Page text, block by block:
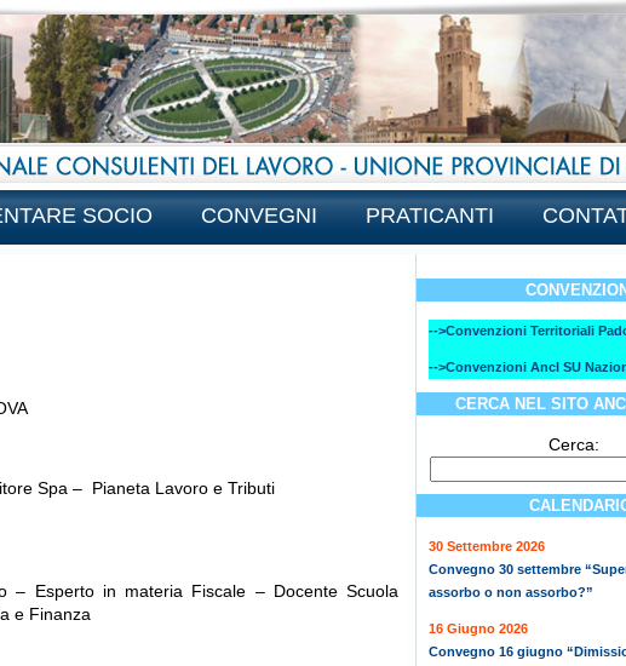
SOCIO CONVEGNI PRATICANTI
Spa – Pianeta Lavoro e Tributi
– Esperto in materia Fiscale – Docente Scuola
e Finanza
CONVENZIONI
-->Convenzioni Territoriali
-->Convenzioni Ancl SU
CERCA NEL SITO
Cerca:
30 Settembre 2026
Convegno 30 settembre
assorbo o non assorbo?”
16 Giugno 2026
Convegno 16 giugno